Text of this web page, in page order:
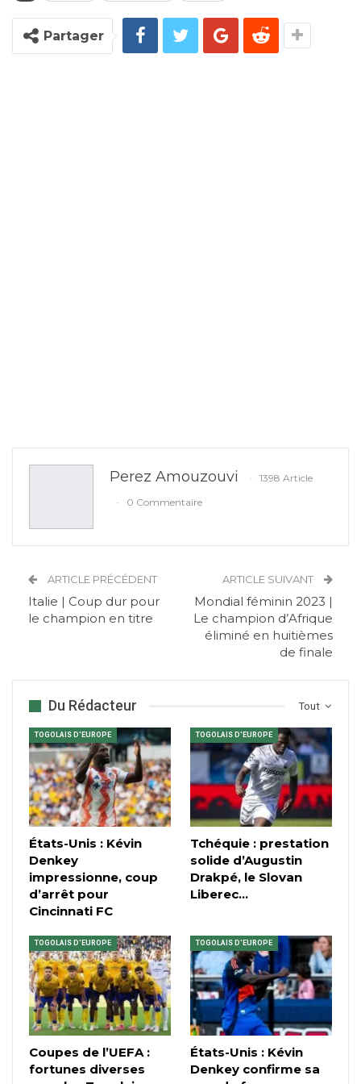
Partager
Perez Amouzouvi
1398 Article
0 Commentaire
ARTICLE PRÉCÉDENT
Italie | Coup dur pour
le champion en titre
ARTICLE SUIVANT
Mondial féminin 2023 |
Le champion d’Afrique
éliminé en huitièmes
de finale
Tout
Du Rédacteur
TOGOLAIS D'EUROPE
États-Unis : Kévin
Denkey
impressionne, coup
d’arrêt pour
Cincinnati FC
TOGOLAIS D'EUROPE
Tchéquie : prestation
solide d’Augustin
Drakpé, le Slovan
Liberec…
TOGOLAIS D'EUROPE
Coupes de l’UEFA :
fortunes diverses
TOGOLAIS D'EUROPE
États-Unis : Kévin
Denkey confirme sa